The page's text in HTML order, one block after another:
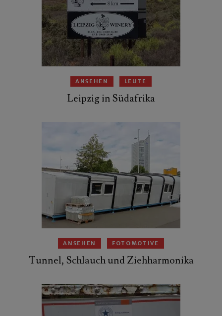
ANSEHEN LEUTE
Leipzig in Südafrika
ANSEHEN FOTOMOTIVE
Tunnel, Schlauch und Ziehharmonika